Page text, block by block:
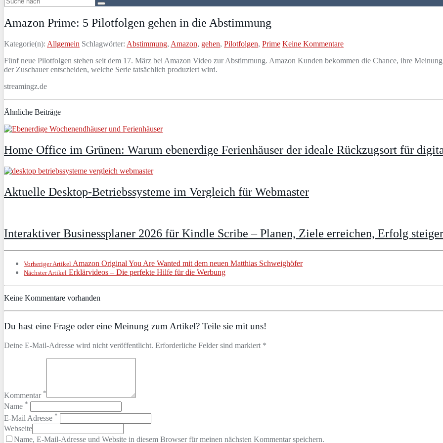
Amazon Prime: 5 Pilotfolgen gehen in die Abstimmung
Kategorie(n): Allgemein Schlagwörter: Abstimmung, Amazon, gehen, Pilotfolgen, Prime Keine Kommentare
Fünf neue Pilotfolgen stehen seit dem 17. März bei Amazon Video zur Abstimmung. Amazon Kunden bekommen die Chance, ihre
der Zuschauer entscheiden, welche Serie tatsächlich produziert wird.
streamingz.de
Ähnliche Beiträge
Home Office im Grünen: Warum ebenerdige Ferienhäuser der ideale Rückzugsort für
Aktuelle Desktop-Betriebssysteme im Vergleich für Webmaster
Interaktiver Businessplaner 2026 für Kindle Scribe – Planen, Ziele erreichen, Erfolg
Vorheriger Artikel Amazon Original You Are Wanted mit dem neuen Matthias Schweighöfer
Nächster Artikel Erklärvideos – Die perfekte Hilfe für die Werbung
Keine Kommentare vorhanden
Du hast eine Frage oder eine Meinung zum Artikel? Teile sie mit uns!
Deine E-Mail-Adresse wird nicht veröffentlicht. Erforderliche Felder sind markiert *
Kommentar *
Name *
E-Mail Adresse *
Webseite
Name, E-Mail-Adresse und Website in diesem Browser für meinen nächsten Kommentar speichern.